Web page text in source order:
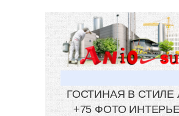
ГОСТИНАЯ В СТИЛЕ
+75 ФОТО